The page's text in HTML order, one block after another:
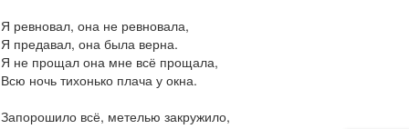
Я ревновал, она не ревновала,
Я предавал, она была верна.
Я не прощал она мне всё прощала,
Всю ночь тихонько плача у окна.
Запорошило всё, метелью закружило,